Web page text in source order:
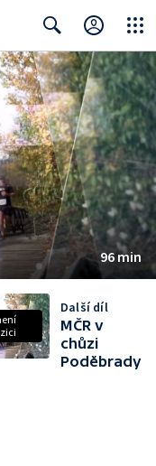
Search Close
96 min
Další díl
MČR v
chůzi
Poděbrady